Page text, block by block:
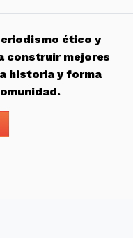
ético y
construir mejores
historia y forma